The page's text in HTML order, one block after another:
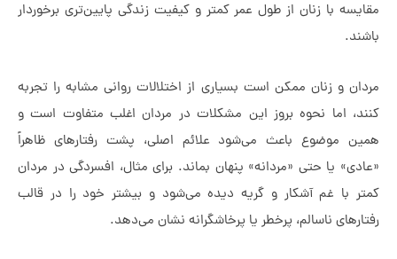
با زنان از طول عمر کمتر و کیفیت زندگی پایین‌تری برخوردار
زنان ممکن است بسیاری از اختلالات روانی مشابه را تجربه
نحوه بروز این مشکلات در مردان اغلب متفاوت است و
باعث می‌شود علائم اصلی، پشت رفتارهای ظاهراً
یا حتی «مردانه» پنهان بماند. برای مثال، افسردگی در مردان
غم آشکار و گریه دیده می‌شود و بیشتر خود را در قالب
ناسالم، پرخطر یا پرخاشگرانه نشان می‌دهد.